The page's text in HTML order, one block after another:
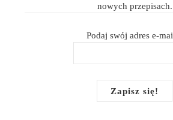
nowych przepisach.
Podaj swój adres e-